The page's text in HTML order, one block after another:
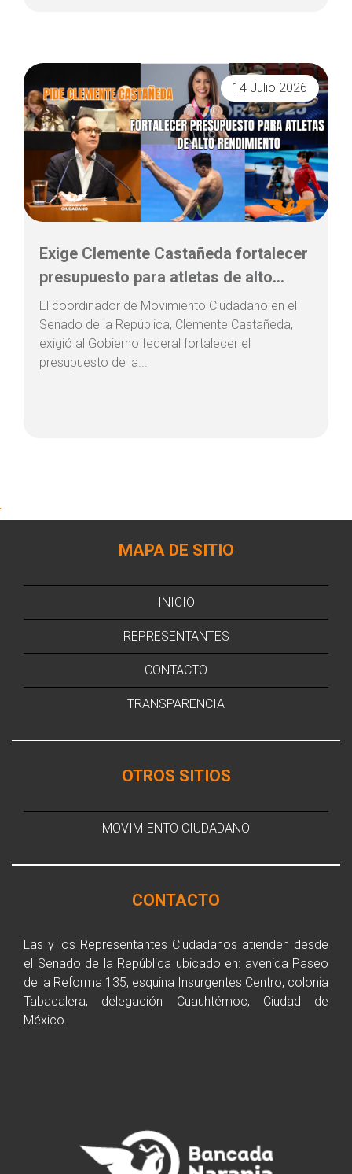
14 Julio 2026
Exige Clemente Castañeda fortalecer
presupuesto para atletas de alto...
El coordinador de Movimiento Ciudadano en el
Senado de la República, Clemente Castañeda,
exigió al Gobierno federal fortalecer el
presupuesto de la...
MAPA DE SITIO
INICIO
REPRESENTANTES
CONTACTO
TRANSPARENCIA
OTROS SITIOS
MOVIMIENTO CIUDADANO
CONTACTO
Las y los Representantes Ciudadanos atienden desde
el Senado de la República ubicado en: avenida Paseo
de la Reforma 135, esquina Insurgentes Centro, colonia
Tabacalera, delegación Cuauhtémoc, Ciudad de
México.